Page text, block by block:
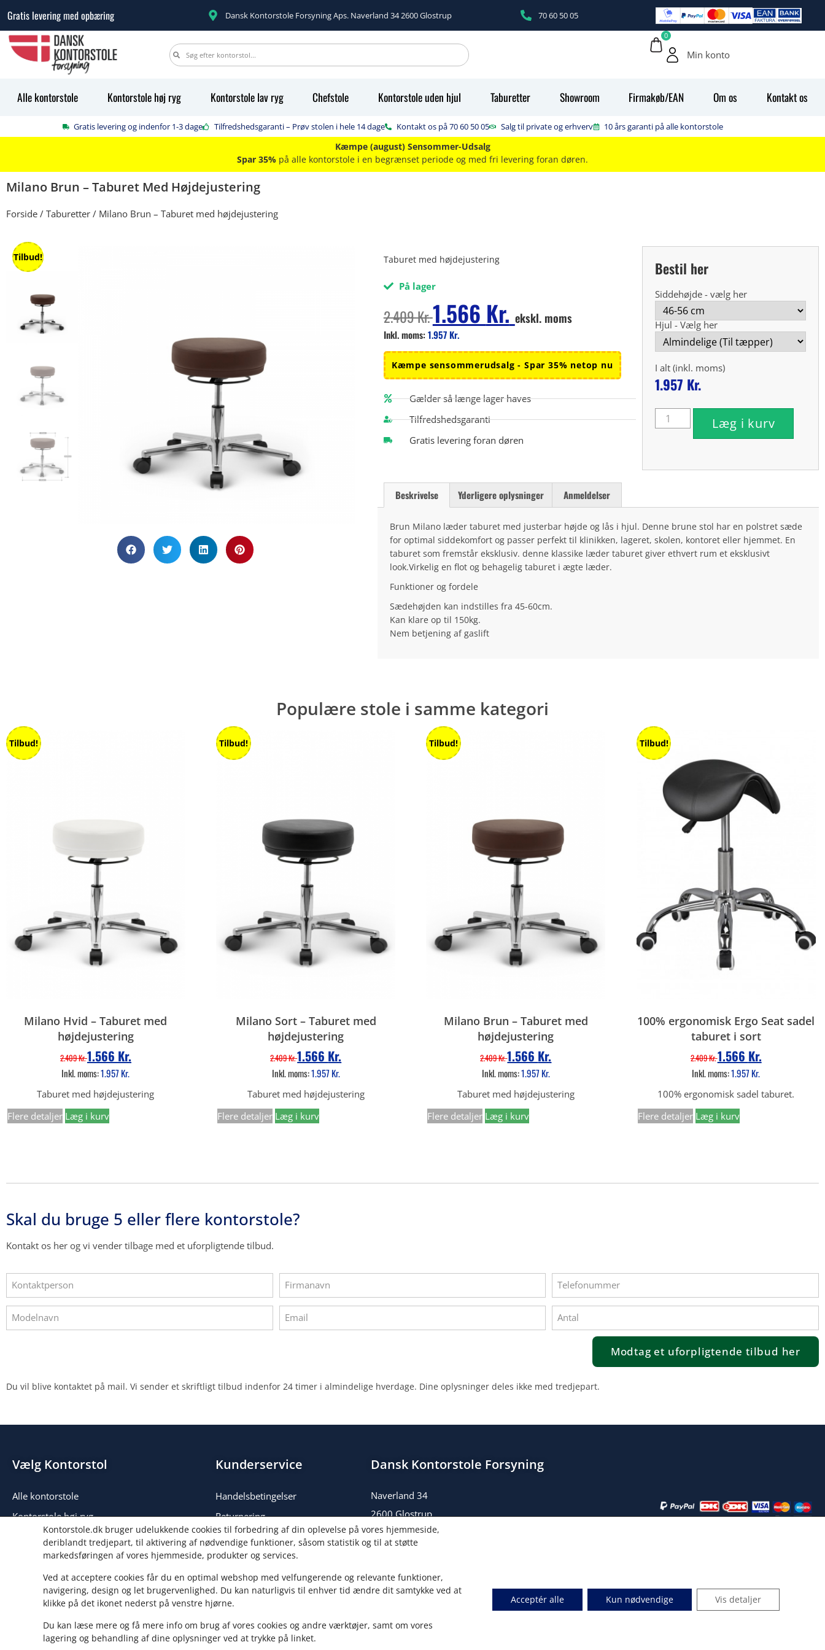
10 års garanti på alle kontorstole Dansk Kontorstole Forsyning Aps. Naverland 34 2600 Glostrup 70 60 50 05
Min konto
0
Alle kontorstole Kontorstole høj ryg Kontorstole lav ryg Chefstole Kontorstole uden hjul Taburetter Showroom Firmakøb/EAN Om os Kontakt os
Gratis levering og indenfor 1-3 dage Tilfredshedsgaranti – Prøv stolen i hele 14 dage Kontakt os på 70 60 50 05 Salg til private og erhverv 10 års garanti på alle kontorstole
Kæmpe (august) Sensommer-Udsalg
Spar 35% på alle kontorstole i en begrænset periode og med fri levering foran døren.
Milano Brun – Taburet Med Højdejustering
Forside / Taburetter / Milano Brun – Taburet med højdejustering
Tilbud! Taburet med højdejustering
På lager
2.409Kr.1.566 Kr. ekskl. moms
Inkl. moms:1.957Kr.
Kæmpe sensommerudsalg - Spar 35% netop nu
Gælder så længe lager haves
Tilfredshedsgaranti
Gratis levering foran døren
Bestil her
Siddehøjde - vælg her
Hjul - Vælg her
I alt (inkl. moms)
1.957 Kr.
Læg i kurv
Beskrivelse Yderligere oplysninger Anmeldelser
Brun Milano læder taburet med justerbar højde og lås i hjul. Denne brune stol har en polstret sæde
for optimal siddekomfort og passer perfekt til klinikken, lageret, skolen, kontoret eller hjemmet. En
taburet som fremstår eksklusiv. denne klassike læder taburet giver ethvert rum et eksklusivt
look.Virkelig en flot og behagelig taburet i ægte læder.
Funktioner og fordele
Sædehøjden kan indstilles fra 45-60cm.
Kan klare op til 150kg.
Nem betjening af gaslift
Populære stole i samme kategori
Tilbud!
Milano Hvid – Taburet med
højdejustering
2.409Kr.1.566 Kr.
Inkl. moms:1.957Kr.
Taburet med højdejustering
Flere detaljer Læg i kurv
Tilbud!
Milano Sort – Taburet med
højdejustering
2.409Kr.1.566 Kr.
Inkl. moms:1.957Kr.
Taburet med højdejustering
Flere detaljer Læg i kurv
Tilbud!
Milano Brun – Taburet med
højdejustering
2.409Kr.1.566 Kr.
Inkl. moms:1.957Kr.
Taburet med højdejustering
Flere detaljer Læg i kurv
Tilbud!
100% ergonomisk Ergo Seat sadel
taburet i sort
2.409Kr.1.566 Kr.
Inkl. moms:1.957Kr.
100% ergonomisk sadel taburet.
Flere detaljer Læg i kurv
Skal du bruge 5 eller flere kontorstole?
Kontakt os her og vi vender tilbage med et uforpligtende tilbud.
Modtag et uforpligtende tilbud her
Du vil blive kontaktet på mail. Vi sender et skriftligt tilbud indenfor 24 timer i almindelige hverdage. Dine oplysninger deles ikke med tredjepart.
Vælg Kontorstol
Alle kontorstole
Kontorstole høj ryg
Kontorstole lav ryg
Chefstole
Kontorstole uden hjul
Taburetter
Kunderservice
Handelsbetingelser
Returnering
Reklamation
Blog
Sitemap
Fordele
Dansk Kontorstole Forsyning
Naverland 34
2600 Glostrup
TLF.: 70 60 50 05
Mail: salg@kontorstole.dk
Senest nyt
Kontorstole.dk bruger udelukkende cookies til forbedring af din oplevelse på vores hjemmeside,
deriblandt tredjepart, til aktivering af nødvendige funktioner, såsom statistik og til at støtte
markedsføringen af vores hjemmeside, produkter og services.
Ved at acceptere cookies får du en optimal webshop med velfungerende og relevante funktioner,
navigering, design og let brugervenlighed. Du kan naturligvis til enhver tid ændre dit samtykke ved at
klikke på det ikonet nederst på venstre hjørne.
Du kan læse mere og få mere info om brug af vores cookies og andre værktøjer, samt om vores
lagering og behandling af dine oplysninger ved at trykke på linket.
Acceptér alle Kun nødvendige Vis detaljer